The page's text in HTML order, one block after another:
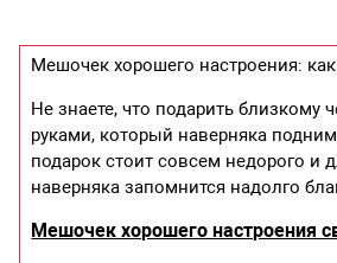
Мешочек хорошего настроения:
Не знаете, что подарить
руками, который наверняка
подарок стоит совсем недорого и
наверняка запомнится надолго
Мешочек хорошего настроения